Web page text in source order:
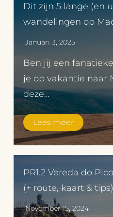
Dit zijn 5 lange (en
wandelingen op
Januari 3, 2025
Ben jij een
je op vakantie naar
deze…
Lees meer
PR1.2 Vereda do
(+ route, kaart & tips)
November 15, 2024